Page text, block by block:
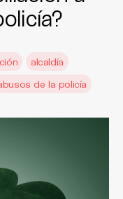
alcaldía
de la policía